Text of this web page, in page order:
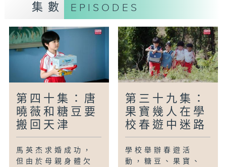
集數 EPISODES
第四十集：唐
曉薇和糖豆要
搬回天津
馬英杰求婚成功，
但由於母親身體欠
第三十九集：
果寶幾人在學
校春遊中迷路
學校舉辦春遊活
動，糖豆、果寶、